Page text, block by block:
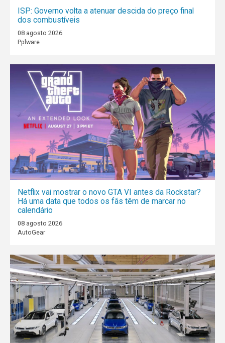
ISP: Governo volta a atenuar descida do preço final
dos combustíveis
08 agosto 2026
Pplware
Netflix vai mostrar o novo GTA VI antes da Rockstar?
Há uma data que todos os fãs têm de marcar no
calendário
08 agosto 2026
AutoGear